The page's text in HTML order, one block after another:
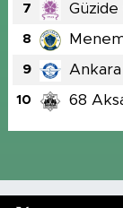
7
8
9
10 68